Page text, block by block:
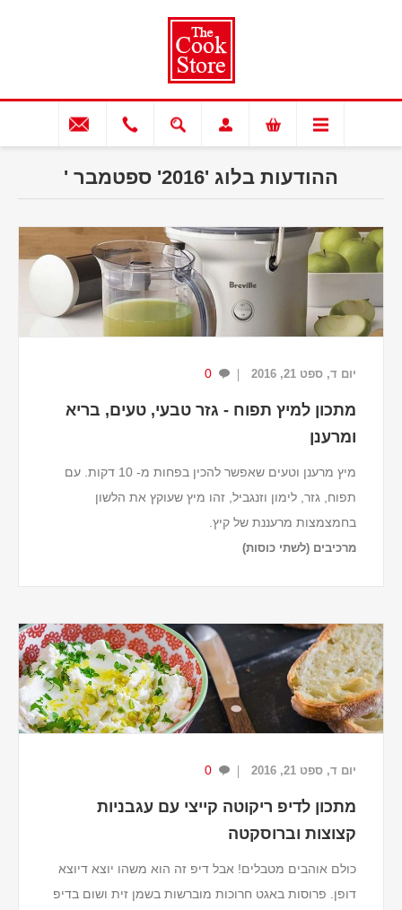
ההודעות בלוג '2016' ספטמבר '
יום ד, ספט 21, 2016 0
מתכון למיץ תפוח - גזר טבעי, טעים, בריא
ומרענן
מיץ מרענן וטעים שאפשר להכין בפחות מ- 10 דקות. עם
תפוח, גזר, לימון וזנגביל, זהו מיץ שעוקץ את הלשון
בחמצמצות מרעננת של קיץ.
מרכיבים (לשתי כוסות)
פיסת זנגביל (ג'ינג'ר) בערך בגודל שליש אצבע.
½ לימון.
כדי לקבל...
יום ד, ספט 21, 2016 0
מתכון לדיפ ריקוטה קייצי עם עגבניות
קצוצות וברוסקטה
כולם אוהבים מטבלים! אבל דיפ זה הוא משהו יוצא דיוצא
דופן. פרוסות באגט חרוכות מוברשות בשמן זית ושום בדיפ